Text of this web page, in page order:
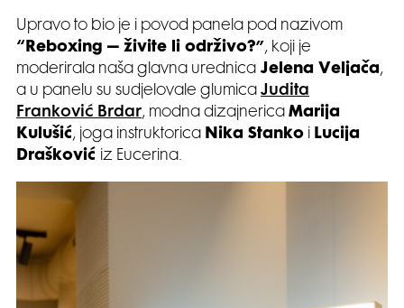
Upravo to bio je i povod panela pod nazivom
“Reboxing – živite li održivo?”, koji je
moderirala naša glavna urednica Jelena Veljača,
a u panelu su sudjelovale glumica Judita
Franković Brdar, modna dizajnerica Marija
Kulušić, joga instruktorica Nika Stanko i Lucija
Drašković iz Eucerina.